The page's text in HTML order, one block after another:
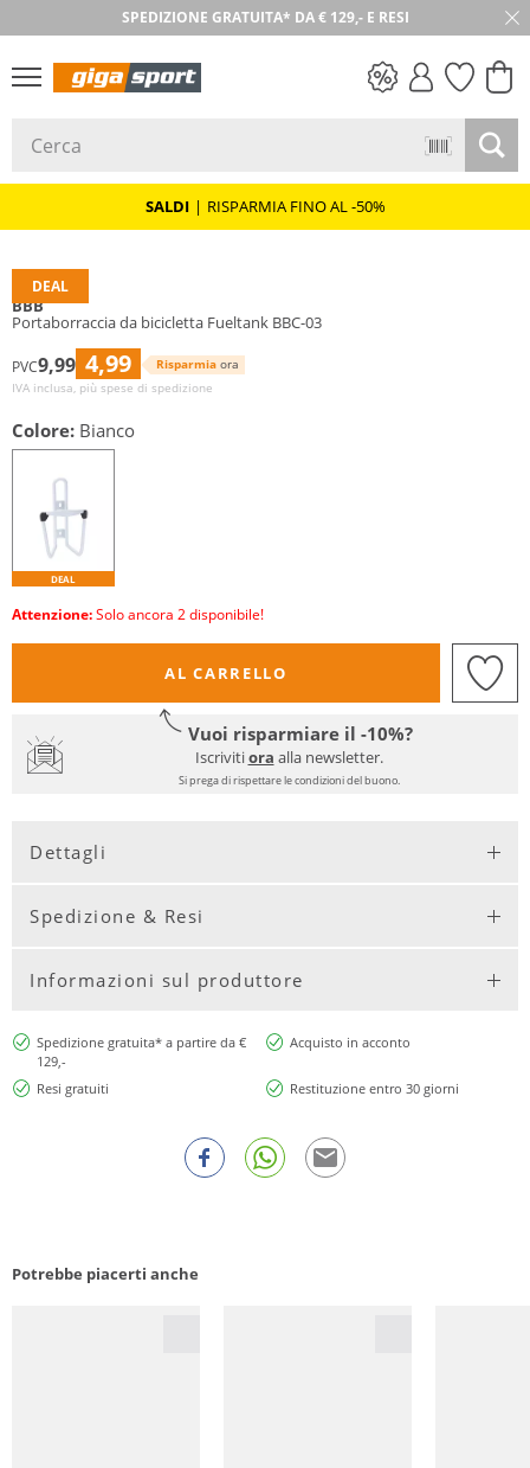
30 GIORNI DI RESO
SALDI | RISPARMIA FINO AL -50%
DEAL
BBB
Portaborraccia da bicicletta Fueltank BBC-03
PVC9,99 4,99 Risparmia ora
IVA inclusa, più spese di spedizione
Colore: Bianco
DEAL
Attenzione: Solo ancora 2 disponibile!
AL CARRELLO
Vuoi risparmiare il -10%?
Iscrivitiora alla newsletter.
Si prega di rispettare le condizioni del buono.
Dettagli
Spedizione & Resi
Informazioni sul produttore
Spedizione gratuita* a partire da €
129,-
Acquisto in acconto
Resi gratuiti Restituzione entro 30 giorni
Potrebbe piacerti anche